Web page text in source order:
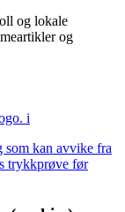
og lokale
og
i
som kan avvike fra
trykkprøve før